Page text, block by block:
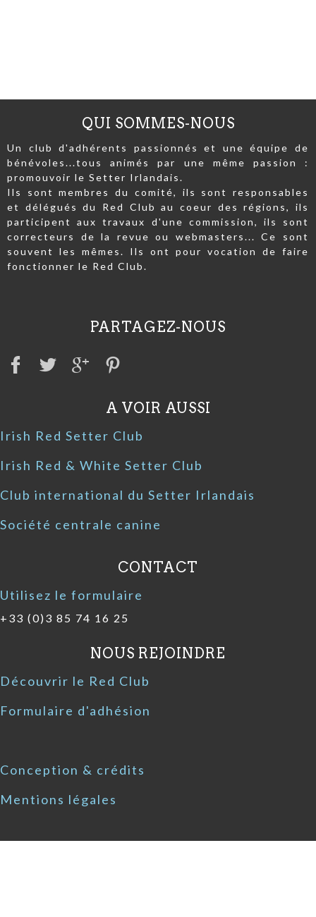
QUI SOMMES-NOUS
Un club d'adhérents passionnés et une équipe de
bénévoles...tous animés par une même passion :
promouvoir le Setter Irlandais.
Ils sont membres du comité, ils sont responsables
et délégués du Red Club au coeur des régions, ils
participent aux travaux d'une commission, ils sont
correcteurs de la revue ou webmasters... Ce sont
souvent les mêmes. Ils ont pour vocation de faire
fonctionner le Red Club.
PARTAGEZ-NOUS
A VOIR AUSSI
Irish Red Setter Club
Irish Red & White Setter Club
Club international du Setter Irlandais
Société centrale canine
CONTACT
Utilisez le formulaire
+33 (0)3 85 74 16 25
NOUS REJOINDRE
Découvrir le Red Club
Formulaire d'adhésion
Conception & crédits
Mentions légales